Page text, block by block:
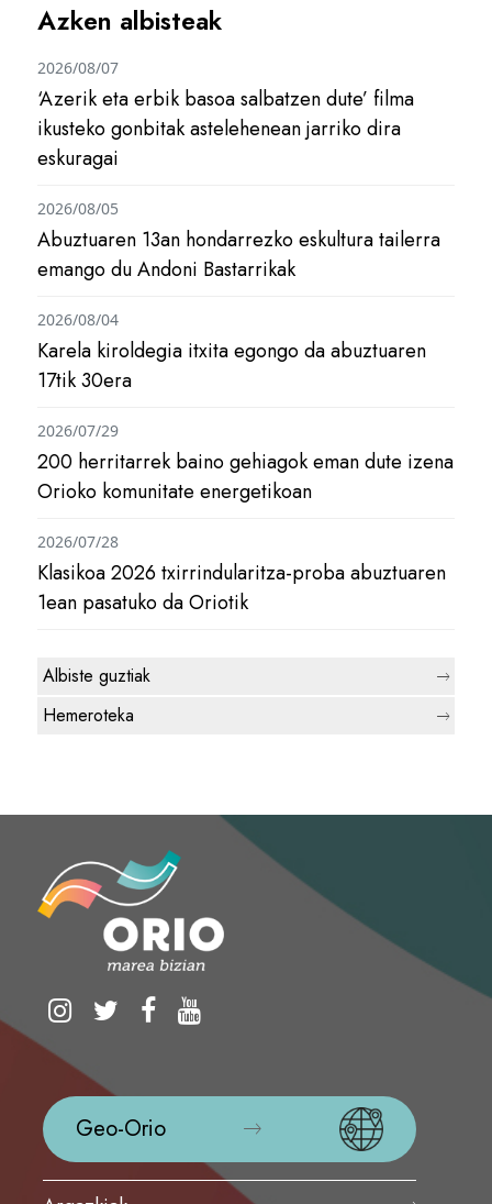
Azken albisteak
‘Azerik eta erbik basoa salbatzen dute’ filma
ikusteko gonbitak astelehenean jarriko dira
eskuragai
2026/08/07
Abuztuaren 13an hondarrezko eskultura tailerra
emango du Andoni Bastarrikak
2026/08/05
Karela kiroldegia itxita egongo da abuztuaren
17tik 30era
2026/08/04
200 herritarrek baino gehiagok eman dute izena
Orioko komunitate energetikoan
2026/07/29
Klasikoa 2026 txirrindularitza-proba abuztuaren
1ean pasatuko da Oriotik
2026/07/28
Albiste guztiak
Hemeroteka
Geo-Orio